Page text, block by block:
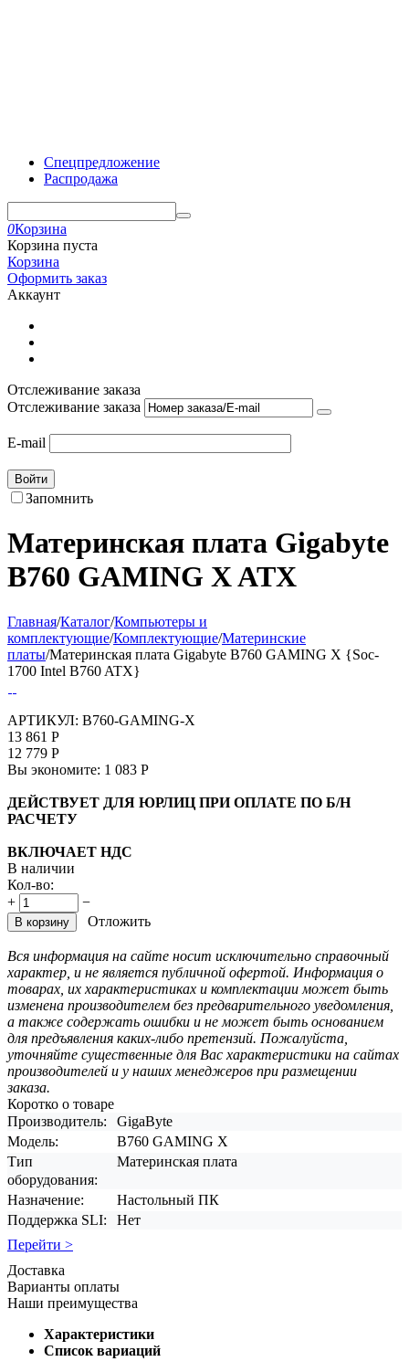
Спецпредложение
Распродажа
0Корзина
Корзина пуста
Корзина
Оформить заказ
Аккаунт
Отслеживание заказа
Отслеживание заказа
E-mail
Войти
Запомнить
Материнская плата Gigabyte
B760 GAMING X ATX
Главная/Каталог/Компьютеры и
комплектующие/Комплектующие/Материнские
платы/Материнская плата Gigabyte B760 GAMING X {Soc-
1700 Intel B760 ATX}
АРТИКУЛ: B760-GAMING-X
13 861 Р
12 779 Р
Вы экономите: 1 083 Р
ДЕЙСТВУЕТ ДЛЯ ЮРЛИЦ ПРИ ОПЛАТЕ ПО Б/Н
РАСЧЕТУ
ВКЛЮЧАЕТ НДС
В наличии
Кол-во:
+
−
В корзину Отложить
Вся информация на сайте носит исключительно справочный
характер, и не является публичной офертой. Информация о
товарах, их характеристиках и комплектации может быть
изменена производителем без предварительного уведомления,
а также содержать ошибки и не может быть основанием
для предъявления каких-либо претензий. Пожалуйста,
уточняйте существенные для Вас характеристики на сайтах
производителей и у наших менеджеров при размещении
заказа.
Коротко о товаре
Производитель:
GigaByte
Модель:
B760 GAMING X
Тип
оборудования:
Материнская плата
Назначение:
Настольный ПК
Поддержка SLI:
Нет
Перейти >
Доставка
Варианты оплаты
Наши преимущества
Характеристики
Список вариаций